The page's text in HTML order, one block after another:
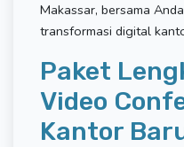
Makassar, bersama
transformasi digital
Paket
Video
Kantor